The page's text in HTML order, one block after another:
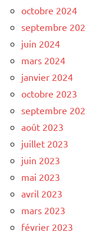
octobre 2024
septembre
juin 2024
mars 2024
janvier 2024
octobre 2023
septembre
août 2023
juillet 2023
juin 2023
mai 2023
avril 2023
mars 2023
février 2023